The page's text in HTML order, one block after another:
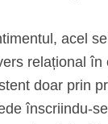
acel
relațional în
doar prin
înscriindu-